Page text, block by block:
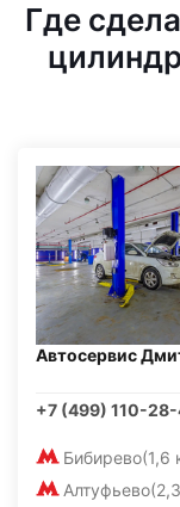
Где
Автосервис
+7 (499) 110-
Бибирево(1,6
Алтуфьево